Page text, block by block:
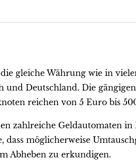
gleiche Währung wie in
Deutschland. Die
reichen von 5 Euro bis
zahlreiche Geldautomaten
möglicherweise
Abheben zu erkundigen.